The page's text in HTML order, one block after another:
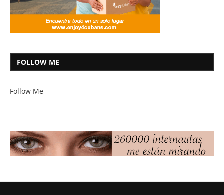
FOLLOW ME
Follow Me